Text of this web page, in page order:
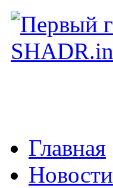
Главная
Новости